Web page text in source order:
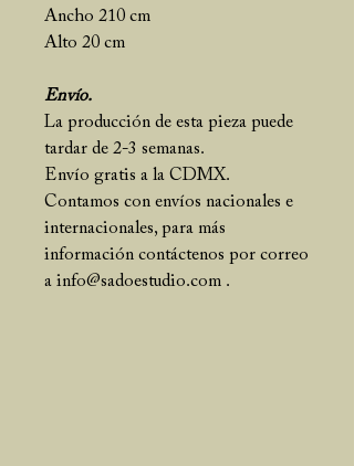
Ancho 210 cm
Alto 20 cm
Envío.
La producción de esta pieza puede
tardar de 2-3 semanas.
Envío gratis a la CDMX.
Contamos con envíos nacionales e
internacionales, para más
información contáctenos por correo
a info@sadoestudio.com .